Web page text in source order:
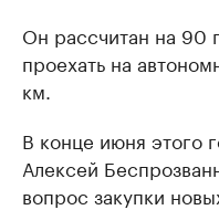
Он рассчитан на 90
проехать на
км.
В конце июня этого
Алексей
вопрос закупки